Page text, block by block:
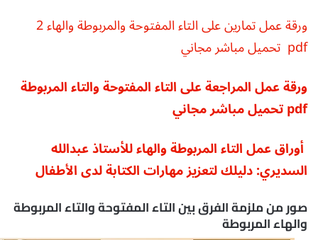
ورقة عمل تمارين على التاء المفتوحة والمربوطة والهاء 2
pdf تحميل مباشر مجاني
ورقة عمل المراجعة على التاء المفتوحة والتاء المربوطة
pdf تحميل مباشر مجاني
أوراق عمل التاء المربوطة والهاء للأستاذ عبدالله
السديري: دليلك لتعزيز مهارات الكتابة لدى الأطفال
صور من ملزمة الفرق بين التاء المفتوحة والتاء المربوطة
والهاء المربوطة